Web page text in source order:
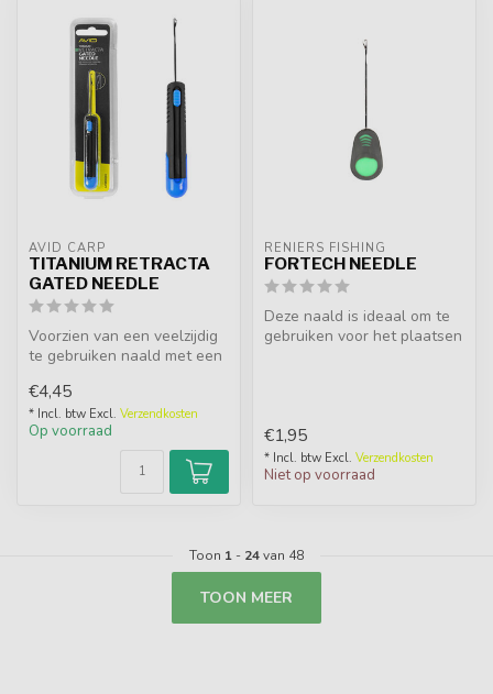
AVID CARP
TITANIUM RETRACTA
GATED NEEDLE
Voorzien van een veelzijdig
te gebruiken naald met een
€4,45
* Incl. btw Excl. Verzendkosten
Op voorraad
RENIERS FISHING
FORTECH NEEDLE
Deze naald is ideaal om te
gebruiken voor het plaatsen
€1,95
* Incl. btw Excl. Verzendkosten
Niet op voorraad
Toon 1 - 24van 48
TOON MEER